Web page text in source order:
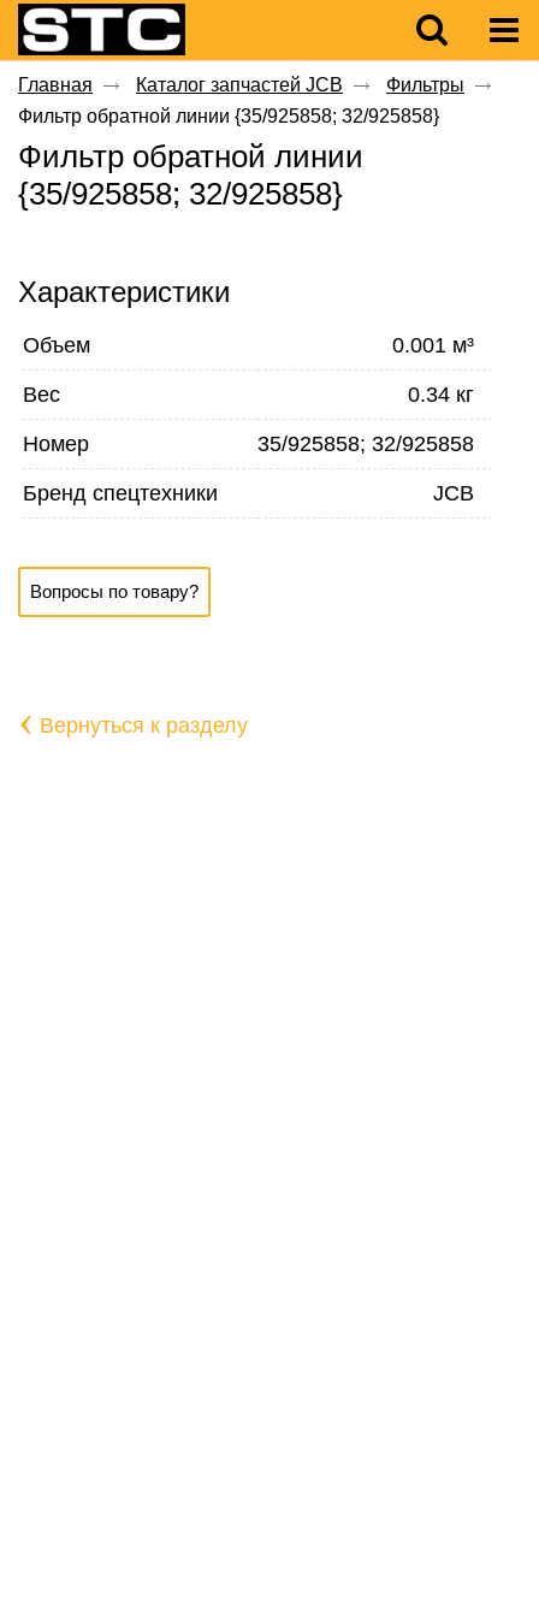
Главная Каталог запчастей JCB
Фильтры
Фильтр обратной линии {35/925858; 32/925858}
Фильтр обратной линии
{35/925858; 32/925858}
Характеристики
Объем 0.001 м³
Вес 0.34 кг
Номер 35/925858; 32/925858
Бренд спецтехники JCB
Вопросы по товару?
‹ Вернуться к разделу